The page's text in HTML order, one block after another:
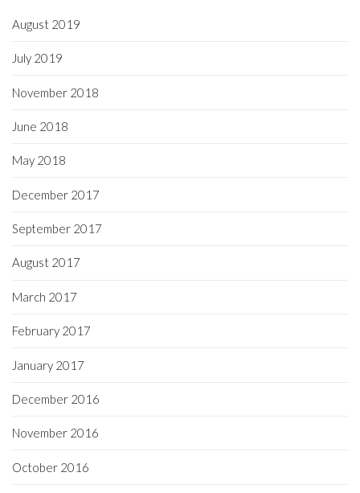
August 2019
July 2019
November 2018
June 2018
May 2018
December 2017
September 2017
August 2017
March 2017
February 2017
January 2017
December 2016
November 2016
October 2016